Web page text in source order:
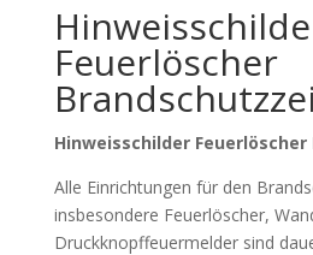
Feuerlöscher
Hinweisschilder
Alle Einrichtungen für den
insbesondere Feuerlöscher,
Druckknopffeuermelder sind